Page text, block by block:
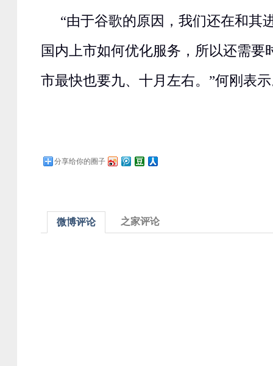
“由于谷歌的原因，我们还在和其
国内上市如何优化服务，所以还需要
市最快也要九、十月左右。”何刚表
分享给你的圈子
微博评论 之家评论